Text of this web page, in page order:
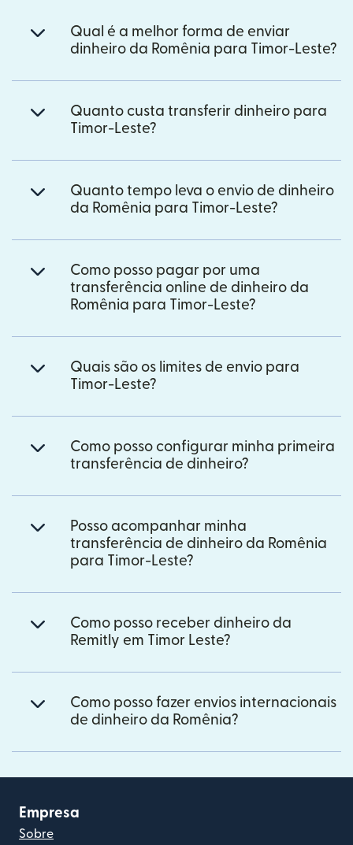
Qual é a melhor forma de enviar
dinheiro da Romênia para Timor-Leste?
Quanto custa transferir dinheiro para
Timor-Leste?
Quanto tempo leva o envio de dinheiro
da Romênia para Timor-Leste?
Como posso pagar por uma
transferência online de dinheiro da
Romênia para Timor-Leste?
Quais são os limites de envio para
Timor-Leste?
Como posso configurar minha primeira
transferência de dinheiro?
Posso acompanhar minha
transferência de dinheiro da Romênia
para Timor-Leste?
Como posso receber dinheiro da
Remitly em Timor Leste?
Como posso fazer envios internacionais
de dinheiro da Romênia?
Empresa
Sobre